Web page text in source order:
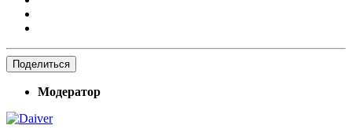
Поделиться
Модератор